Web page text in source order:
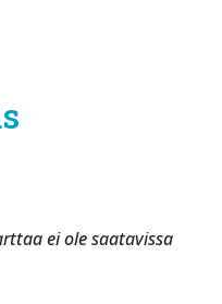
ei ole saatavissa